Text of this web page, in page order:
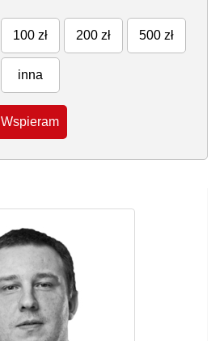
100 zł 200 zł 500 zł
inna
Wspieram